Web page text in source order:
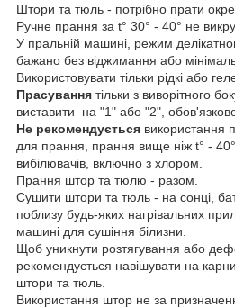
Штори та тюль - потрібно прати
Ручне прання за t° 30° - 40° не
У пральній машині, режим
бажано без віджимання або
Використовувати тільки рідкі або
Прасування тільки з виворітного
виставити на "1" або "2",
Не рекомендується використання
для прання, прання вище ніж t° -
вибілювачів, включно з хлором.
Прання штор та тюлю - разом.
Сушити штори та тюль - на сонці,
поблизу будь-яких нагрівальних
машині для сушіння білизни.
Щоб уникнути розтягування або
рекомендується навішувати на
штори та тюль.
Використання штор не за